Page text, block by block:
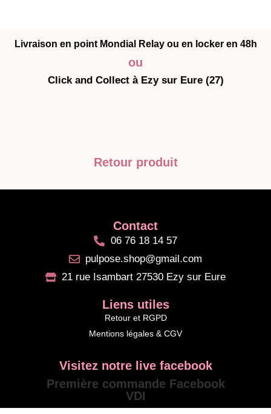
Livraison en point Mondial Relay ou en locker en 48h
ou
Click and Collect à Ezy sur Eure (27)
Retour produit
Contact
06 76 18 14 57
pulpose.shop@gmail.com
21 rue Isambart 27530 Ezy sur Eure
Liens utiles
Mentions légales & CGV
Retour et RGPD
Visitez notre live facebook
Première commande Facebook
VDI